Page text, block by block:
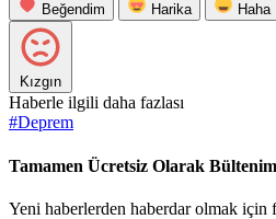
Beğendim Harika Haha
Kızgın
Haberle ilgili daha fazlası
#Deprem
Tamamen Ücretsiz Olarak
Yeni haberlerden haberdar olmak için